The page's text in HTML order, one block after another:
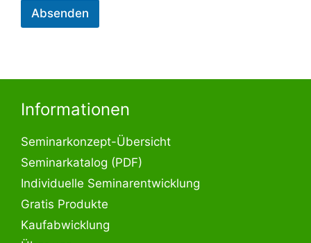
Absenden
Informationen
Seminarkonzept-Übersicht
Seminarkatalog (PDF)
Individuelle Seminarentwicklung
Gratis Produkte
Kaufabwicklung